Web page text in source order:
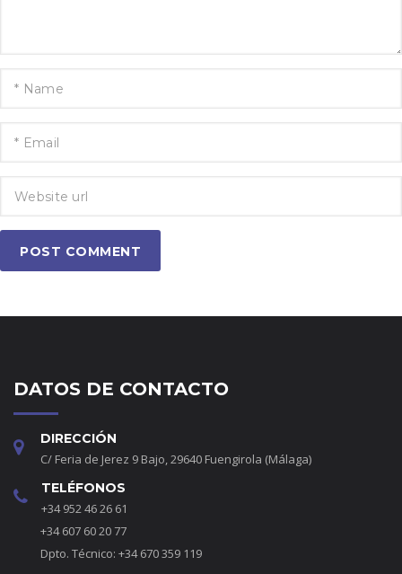
POST COMMENT
DATOS DE CONTACTO
DIRECCIÓN
C/ Feria de Jerez 9 Bajo, 29640 Fuengirola (Málaga)
TELÉFONOS
+34 952 46 26 61
+34 607 60 20 77
Dpto. Técnico: +34 670 359 119